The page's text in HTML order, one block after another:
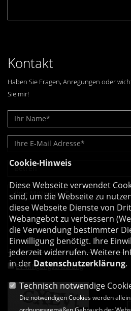
Kontakt
Haben Sie Fragen, Anregungen oder
Sie mir!
Einwilligungserklärung*
Cookie-Hinweis
Diese Webseite verwendet
sind, um die Webseite zu
diese Webseite Dienste von
Webangebot zu verbessern
die Verwendung bestimmter
Einwilligung benötigt. Ihre
jederzeit widerrufen. Weitere
in der Datenschutzerklärung.
Technisch notwendige
Die notwendigen Cookies werden